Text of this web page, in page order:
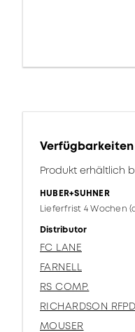
Verfügbarkeiten
Produkt erhältlich
HUBER+SUHNER
Lieferfrist 4 Wochen
Distributor
FC LANE
FARNELL
RS COMP.
RICHARDSON RFPD
MOUSER